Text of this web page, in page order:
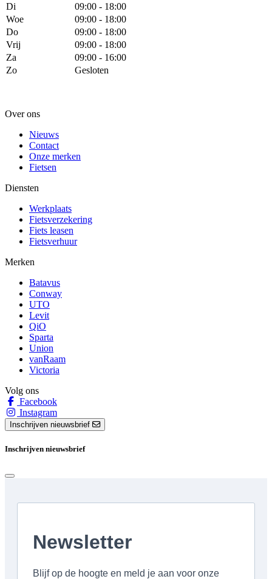
Di
09:00 - 18:00
Woe
09:00 - 18:00
Do
09:00 - 18:00
Vrij
09:00 - 18:00
Za
09:00 - 16:00
Zo
Gesloten
Over ons
Nieuws
Contact
Onze merken
Fietsen
Diensten
Werkplaats
Fietsverzekering
Fiets leasen
Fietsverhuur
Merken
Batavus
Conway
UTO
Levit
QiO
Sparta
Union
vanRaam
Victoria
Volg ons
Facebook
Instagram
Inschrijven nieuwsbrief
Inschrijven nieuwsbrief